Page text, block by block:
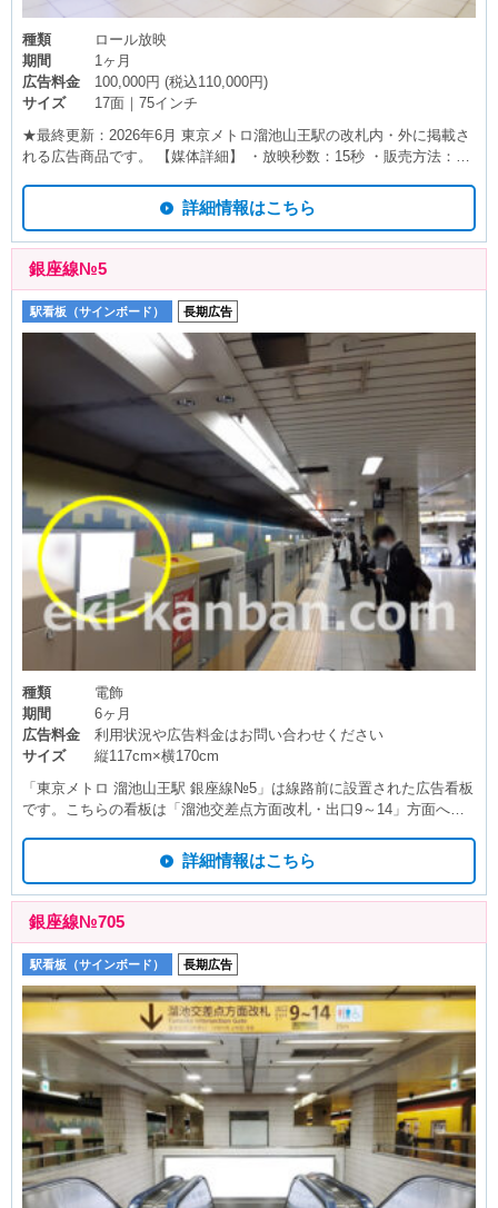
種類
ロール放映
期間
1ヶ月
広告料金
100,000円 (税込110,000円)
サイズ
17面｜75インチ
★最終更新：2026年6月 東京メトロ溜池山王駅の改札内・外に掲載さ
れる広告商品です。 【媒体詳細】 ・放映秒数：15秒 ・販売方法：ロ
ヶ月 ・放映時間：5時～24時（19時間） ・音声出力：なし ・備考：
特殊な放映パターンは別途費用がかかる場合がございます。 ※商品仕
様が変更される場合がございます。予めご了承下さい。 ※最新の空き
状況や詳細情報は駅看板.comスタッフまでお問い合わせください。
詳細情報はこちら
銀座線№5
駅看板（サインボード） 長期広告
種類
電飾
期間
6ヶ月
広告料金
利用状況や広告料金はお問い合わせください
サイズ
縦117cm×横170cm
「東京メトロ 溜池山王駅 銀座線№5」は線路前に設置された広告看板
です。こちらの看板は「溜池交差点方面改札・出口9～14」方面へ向
面の電車をお待ちの方やホーム上を移動される方に見てもらえます。
駅看板広告は電車待ちの時間を利用し広告を見てもらえるため、駅広
告メディアの中でも比較的長い時間 広告を見てもらえることができま
す。また通勤や通学等で日常的に東京メトロ 溜池山王駅を利用する方
溜池山王駅は、南北線及び千代田線・丸ノ内線（南北線ホーム経由）
への乗り換え駅でもあります。銀座線利用者のほか、乗り換え利用の
方にも広告を見てもらえます。 溜池山王駅の利用者を対象とした企業
告知や商品・サービス周知、施設・店舗案内などにお役立てくださ
い。 駅看板は6ヶ月や12ヶ月の広告スパンで利用される駅広告で、月
額の広告コストが他の駅広告と比べて価格が抑えられております。 駅
看板は駅構内で長期的に（また継続的に）広告掲載をお考えのお客様
にオススメしている広告商品です。 東京メトロ 溜池山王駅の駅看板
の利用状況はスタッフまでお問い合わせください。この看板はもちろ
んですが、他にもいい広告看板が空いていれば合わせてご案内差し上
げます。
詳細情報はこちら
銀座線№705
駅看板（サインボード） 長期広告